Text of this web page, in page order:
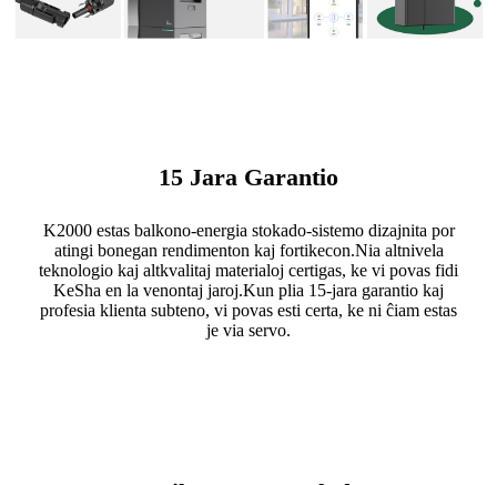
15 Jara Garantio
K2000 estas balkono-energia stokado-sistemo dizajnita por
atingi bonegan rendimenton kaj fortikecon.Nia altnivela
teknologio kaj altkvalitaj materialoj certigas, ke vi povas fidi
KeSha en la venontaj jaroj.Kun plia 15-jara garantio kaj
profesia klienta subteno, vi povas esti certa, ke ni ĉiam estas
je via servo.